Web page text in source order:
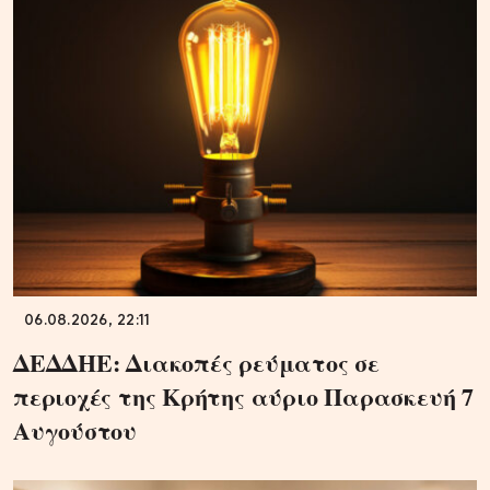
06.08.2026, 22:11
ΔΕΔΔΗΕ: Διακοπές ρεύματος σε
περιοχές της Κρήτης αύριο Παρασκευή 7
Αυγούστου